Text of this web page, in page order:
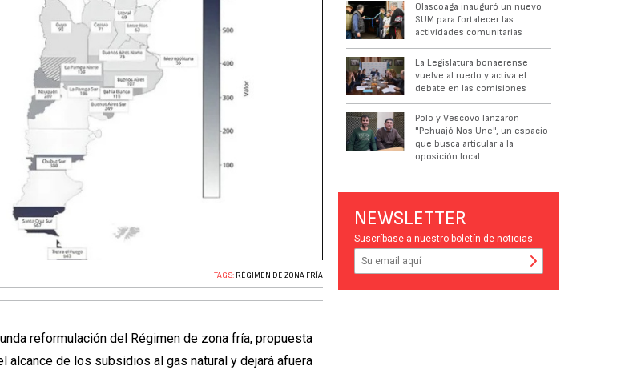
TAGS: RÉGIMEN DE ZONA FRÍA
reformulación del Régimen de zona fría, propuesta
alcance de los subsidios al gas natural y dejará afuera
Olascoaga inauguró un nuevo
SUM para fortalecer las
actividades comunitarias
La Legislatura bonaerense
vuelve al ruedo y activa el
debate en las comisiones
Polo y Vescovo lanzaron
"Pehuajó Nos Une", un espacio
que busca articular a la
oposición local
NEWSLETTER
Suscríbase a nuestro boletín de noticias